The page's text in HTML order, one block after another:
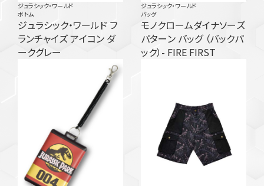
ジュラシック・ワールド
ボトム
ジュラシック・ワールド フ
ランチャイズ アイコン ダ
ークグレー
ジュラシック・ワールド
バッグ
モノクロームダイナソーズ
パターン バッグ （バックパ
ック）- FIRE FIRST